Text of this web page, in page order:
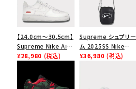
【24.0cm～30.5cm】
Supreme Nike Air
Force 1 Low シュプ
ース１スニーカー シ
ューズ ホワイト
¥28,980 (税込)
Supreme シュプリー
ム 2025SS Nike
Leather Shoulder
¥36,980 (税込)